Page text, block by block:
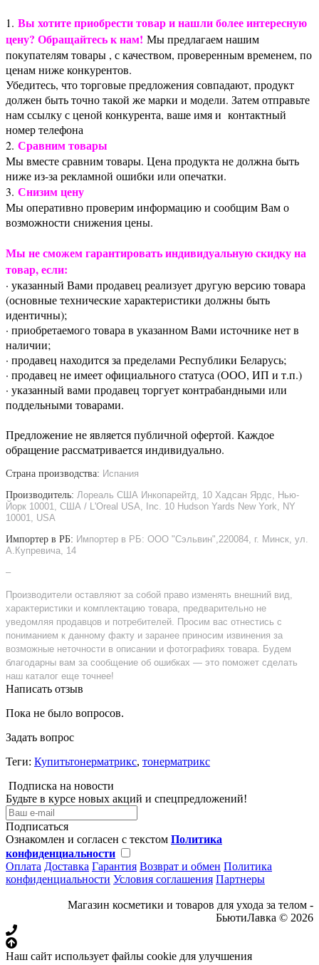
1. Вы хотите приобрести товар и нашли более интересную
цену? Обращайтесь к нам! Мы предлагаем нашим
покупателям товары , с качеством, проверенным временем, по
ценам ниже конкурентов.
Убедитесь, что торговые предложения совпадают, продукт
должен быть точно такой же марки и модели. Затем отправьте
нам ссылку с ценой конкурента, ваше имя и контактный
номер телефона
2. Сравним товары
Мы вместе сравним товары. Цена продукта не должна быть
ниже из-за рекламной ошибки или опечатки.
3. Снизим цену
Мы оперативно проверим информацию и сообщим Вам о
возможности снижения цены.
Мы не сможем гарантировать индивидуальную скидку на
товар, если:
· указанный Вами продавец реализует другую версию товара
(основные технические характеристики должны быть
идентичны);
· приобретаемого товара в указанном Вами источнике нет в
наличии;
· продавец находится за пределами Республики Беларусь;
· продавец не имеет официального статуса (ООО, ИП и т.п.)
· указанный вами продавец торгует контрабандными или
поддельными товарами.
Предложение не является публичной офертой. Каждое
обращение рассматривается индивидуально.
Страна производства: Испания
Производитель: Лореаль США Инкопарейтд, 10 Хадсан Ярдс, Нью-
Йорк 10001, США / L'Oreal USA, Inc. 10 Hudson Yards New York, NY
10001, USA
Импортер в РБ: Импортер в РБ: ООО "Сэльвин",220084, г. Минск, ул.
А.Купревича, 14
–
Производители оставляют за собой право изменять внешний вид,
характеристики и комплектацию товара, предварительно не
уведомляя продавцов и потребителей. Просим вас отнестись с
пониманием к данному факту и заранее приносим извинения за
возможные неточности в описании и фотографиях товара. Будем
благодарны вам за сообщение об ошибках — это поможет сделать
наш каталог еще точнее!
Написать отзыв
Пока не было вопросов.
Задать вопрос
Теги: Купитьтонерматрикс, тонерматрикс
Подписка на новости
Будьте в курсе новых акций и спецпредложений!
Подписаться
Ознакомлен и согласен с текстом Политика
конфиденциальности
Оплата Доставка Гарантия Возврат и обмен Политика
конфиденциальности Условия соглашения Партнеры
Магазин косметики и товаров для ухода за телом -
БьютиЛавка © 2026
Наш сайт использует файлы cookie для улучшения